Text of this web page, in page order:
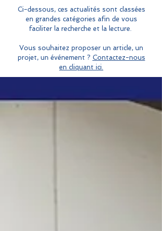
Ci-dessous, ces actualités sont classées
en grandes catégories afin de vous
faciliter la recherche et la lecture.
Vous souhaitez proposer un article, un
projet, un événement ? Contactez-nous
en cliquant ici.